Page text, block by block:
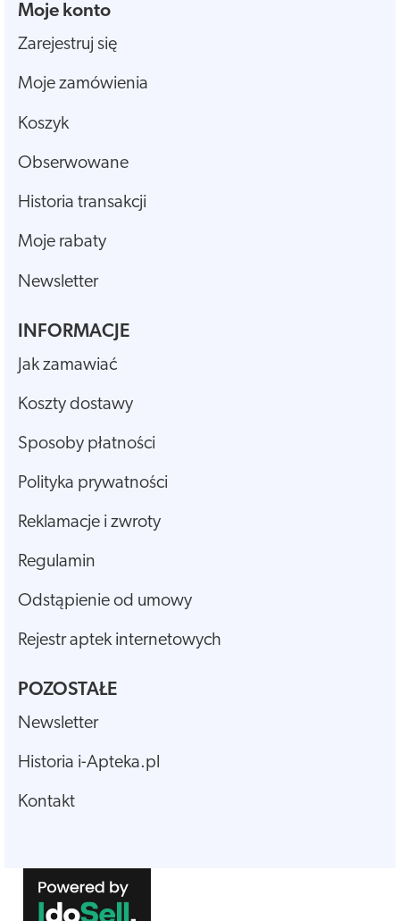
Moje konto
Zarejestruj się
Moje zamówienia
Koszyk
Obserwowane
Historia transakcji
Moje rabaty
Newsletter
INFORMACJE
Jak zamawiać
Koszty dostawy
Sposoby płatności
Polityka prywatności
Reklamacje i zwroty
Regulamin
Odstąpienie od umowy
Rejestr aptek internetowych
POZOSTAŁE
Newsletter
Historia i-Apteka.pl
Kontakt